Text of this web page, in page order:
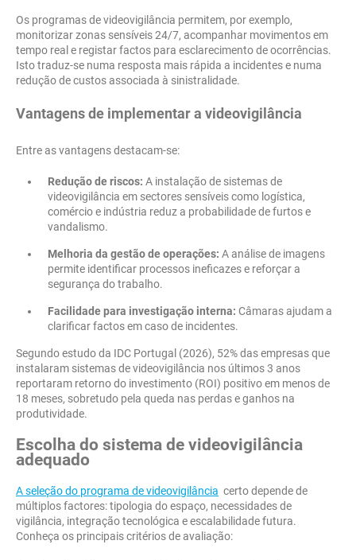
Os programas de videovigilância permitem, por exemplo,
monitorizar zonas sensíveis 24/7, acompanhar movimentos em
tempo real e registar factos para esclarecimento de ocorrências.
Isto traduz-se numa resposta mais rápida a incidentes e numa
redução de custos associada à sinistralidade.
Vantagens de implementar a videovigilância
Entre as vantagens destacam-se:
Redução de riscos: A instalação de sistemas de
videovigilância em sectores sensíveis como logística,
comércio e indústria reduz a probabilidade de furtos e
vandalismo.
Melhoria da gestão de operações: A análise de imagens
permite identificar processos ineficazes e reforçar a
segurança do trabalho.
Facilidade para investigação interna: Câmaras ajudam a
clarificar factos em caso de incidentes.
Segundo estudo da IDC Portugal (2026), 52% das empresas que
instalaram sistemas de videovigilância nos últimos 3 anos
reportaram retorno do investimento (ROI) positivo em menos de
18 meses, sobretudo pela queda nas perdas e ganhos na
produtividade.
Escolha do sistema de videovigilância
adequado
A seleção do programa de videovigilância certo depende de
múltiplos factores: tipologia do espaço, necessidades de
vigilância, integração tecnológica e escalabilidade futura.
Conheça os principais critérios de avaliação: